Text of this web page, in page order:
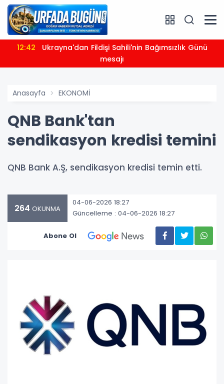
12:42
mesajı
Anasayfa EKONOMİ
QNB Bank'tan
sendikasyon kredisi temini
QNB Bank A.Ş, sendikasyon kredisi temin etti.
264 OKUNMA
04-06-2026 18:27
Güncelleme : 04-06-2026 18:27
Abone Ol